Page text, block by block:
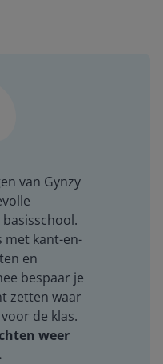
van Gynzy
met kant-en-
en
bespaar je
zetten waar
de klas.
weer